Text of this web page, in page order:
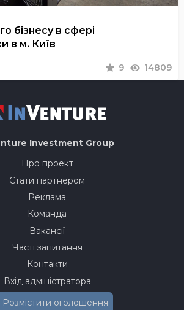
бізнесу в сфері
в м. Київ
9 14809
Investment Group
Про проект
Стати партнером
Реклама
Команда
Вакансії
Часті запитання
Контакти
Вхід адміністратора
Розмістити оголошення